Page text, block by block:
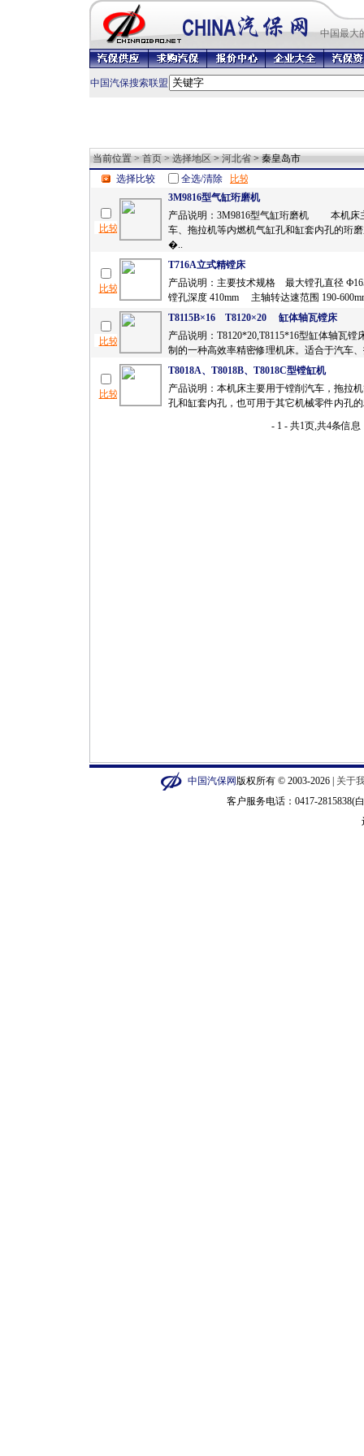
中国最大
中国汽保搜索联盟
当前位置 > 首页 > 选择地区 > 河北省 > 秦皇岛市
选择比较
全选/清除
3M9816型气缸珩磨机
产品说明：3M9816型气缸珩磨机 本机床
车、拖拉机等内燃机气缸孔和缸套内孔的珩
�..
T716A立式精镗床
产品说明：主要技术规格 最大镗孔直径
镗孔深度 410mm 主轴转达速范围 190-
T8115B×16 T8120×20 缸体轴瓦镗床
产品说明：T8120*20,T8115*16型缸体轴瓦镗
制的一种高效率精密修理机床。适合于汽车
T8018A、T8018B、T8018C型镗缸机
产品说明：本机床主要用于镗削汽车，拖拉
孔和缸套内孔，也可用于其它机械零件内孔
- 1 - 共1页,共4条信息
中国汽保网版权所有 © 2003-2026 | 关于
客户服务电话：0417-